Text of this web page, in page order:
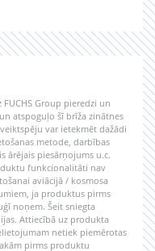
Group pieredzi un
atspoguļo šī brīža zinātnes
var ietekmēt dažādi
metode, darbības
ārējais piesārņojums u.c.
funkcionalitāti nav
aviācijā / kosmosa
ja produktus pirms
noņem. Šeit sniegta
Attiecībā uz produkta
netiek piemērotas
pirms produktu